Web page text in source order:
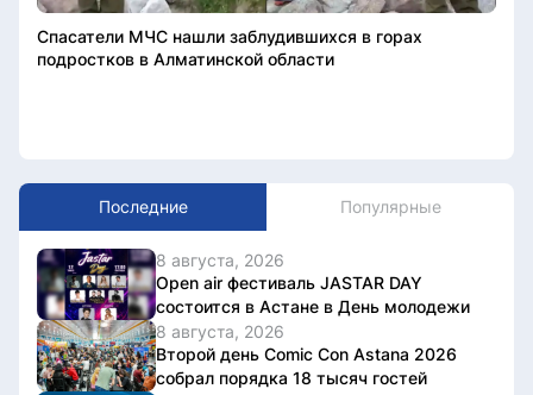
Спасатели МЧС нашли заблудившихся в горах
подростков в Алматинской области
Последние Популярные
8 августа, 2026
Open air фестиваль JASTAR DAY
состоится в Астане в День молодежи
8 августа, 2026
Второй день Comic Con Astana 2026
собрал порядка 18 тысяч гостей